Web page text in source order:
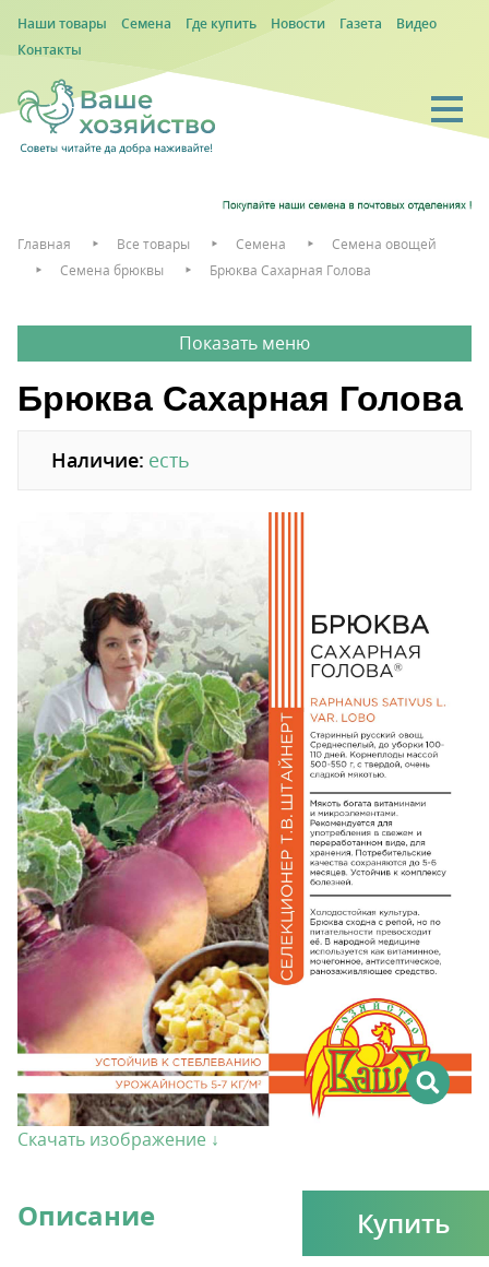
Наши товары Семена Где купить Новости Газета
Видео
Контакты
Главная Все товары Семена
Семена овощей
Семена брюквы
Брюква Сахарная Голова
Брюква Сахарная Голова
Наличие: есть
Скачать изображение ↓
Купить
Описание